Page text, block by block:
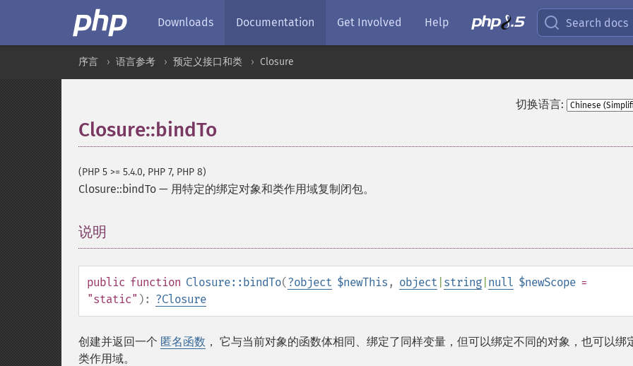
Downloads Documentation Get Involved Help Search docs
序言 语言参考 预定义接口和类 Closure
切换语言:
Closure::bindTo
(PHP 5 >= 5.4.0, PHP 7, PHP 8)
Closure::bindTo — 用特定的绑定对象和类作用域复制闭包。
说明
public function Closure::bindTo(?object $newThis , object string null $newScope =
"static" ): ?Closure
创建并返回一个 匿名函数 ， 它与当前对象的函数体相同、绑定了同样变量，但可以绑定不同的对象，也可以绑
类作用域。